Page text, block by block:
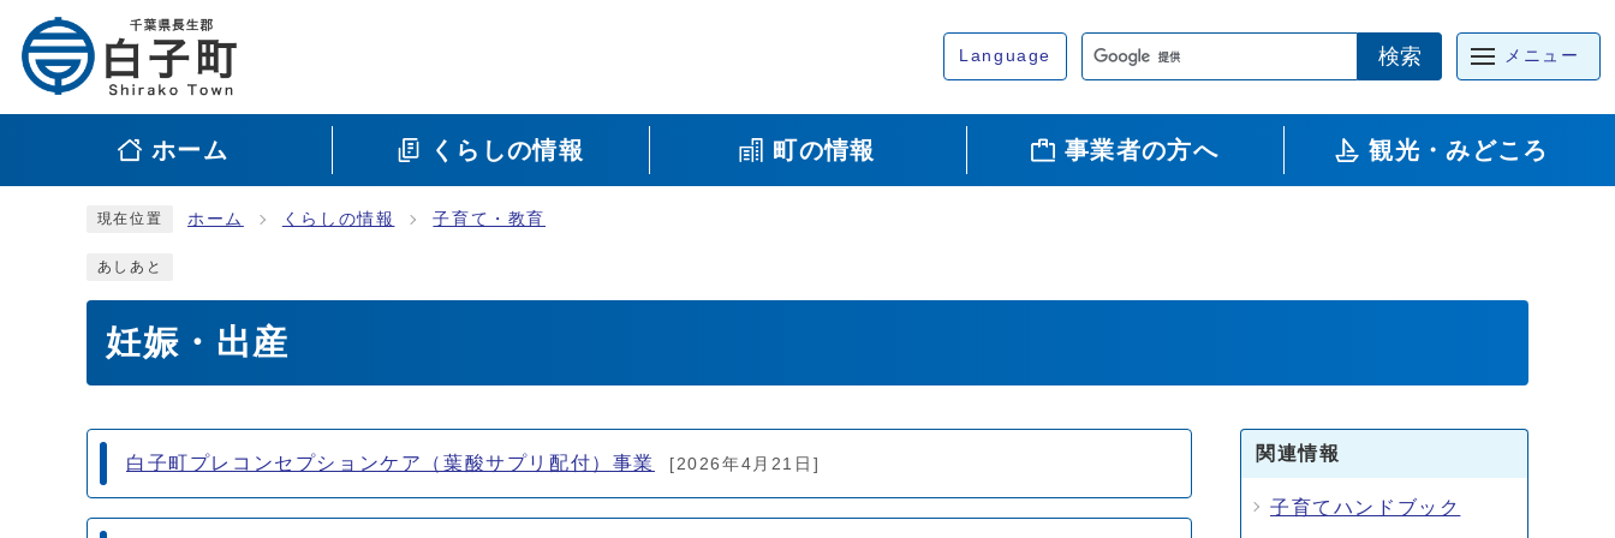
Language 検索 メニュー
ホーム くらしの情報 町の情報 事業者の方へ 観光・みどころ
現在位置 ホーム くらしの情報 子育て・教育
あしあと
妊娠・出産
メインメニュー
白子町プレコンセプションケア（葉酸サプリ配付）事業 [2026年4月21日]
関連情報
子育てハンドブック